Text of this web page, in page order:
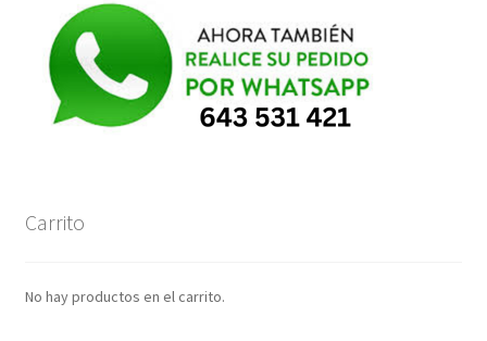
Carrito
No hay productos en el carrito.